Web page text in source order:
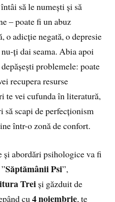
să le numești și să
– poate fi un abuz
o adicție negată, o depresie
ți dai seama. Abia apoi
problemele: poate
recupera resurse
te vei cufunda în literatură,
să scapi de perfecționism
într-o zonă de confort.
și abordări psihologice va fi
Săptămânii Psi”,
Trei și găzduit de
cu4 noiembrie, te